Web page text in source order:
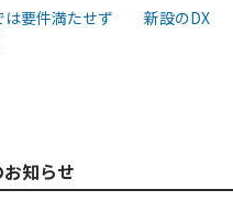
は要件満たせず 新設のDX
知らせ